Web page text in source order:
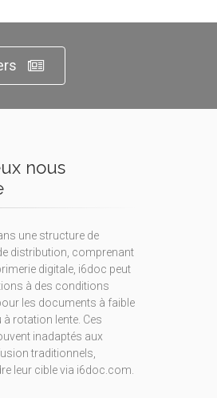
nous
une structure de
distribution, comprenant
digitale, i6doc peut
à des conditions
les documents à faible
rotation lente. Ces
inadaptés aux
traditionnels,
leur cible via i6doc.com.